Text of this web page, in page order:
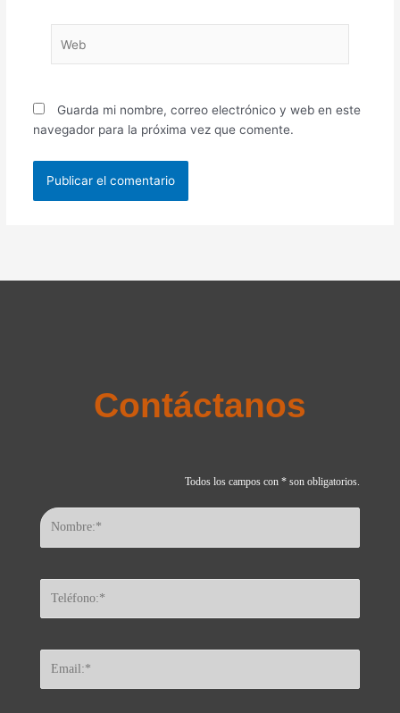
Guarda mi nombre, correo electrónico y web en este
navegador para la próxima vez que comente.
Contáctanos
Todos los campos con * son obligatorios.